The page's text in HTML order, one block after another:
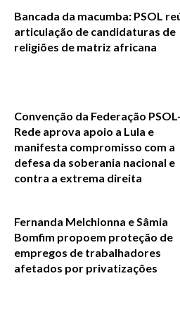
Bancada da macumba: PSOL
articulação de candidaturas de
religiões de matriz africana
Convenção da Federação PSOL-
Rede aprova apoio a Lula e
manifesta compromisso com a
defesa da soberania nacional e
contra a extrema direita
Fernanda Melchionna e Sâmia
Bomfim propoem proteção de
empregos de trabalhadores
afetados por privatizações